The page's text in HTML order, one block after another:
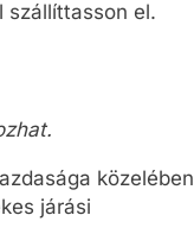
szállíttasson el.
közelében
járási